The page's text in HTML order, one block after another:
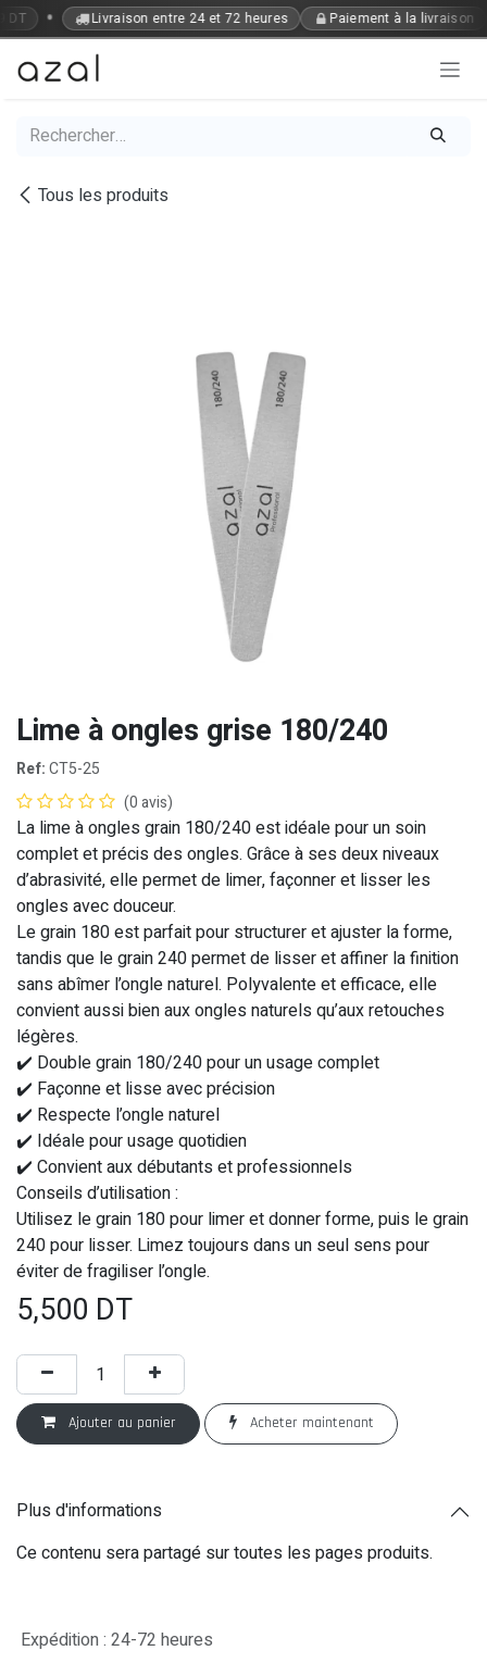
Se rendre au contenu
• Livraison entre 24 et 72 heures Paiement à la livraison
Tous les produits
Lime à ongles grise 180/240
Ref:CT5-25
(0 avis)
La lime à ongles grain 180/240 est idéale pour un soin
complet et précis des ongles. Grâce à ses deux niveaux
d’abrasivité, elle permet de limer, façonner et lisser les
ongles avec douceur.
Le grain 180 est parfait pour structurer et ajuster la forme,
tandis que le grain 240 permet de lisser et affiner la finition
sans abîmer l’ongle naturel. Polyvalente et efficace, elle
convient aussi bien aux ongles naturels qu’aux retouches
légères.
✔️ Double grain 180/240 pour un usage complet
✔️ Façonne et lisse avec précision
✔️ Respecte l’ongle naturel
✔️ Idéale pour usage quotidien
✔️ Convient aux débutants et professionnels
Conseils d’utilisation :
Utilisez le grain 180 pour limer et donner forme, puis le grain
240 pour lisser. Limez toujours dans un seul sens pour
éviter de fragiliser l’ongle.
5,500 DT
Ajouter au panier Acheter maintenant
Plus d'informations
Ce contenu sera partagé sur toutes les pages produits.
Expédition : 24-72 heures